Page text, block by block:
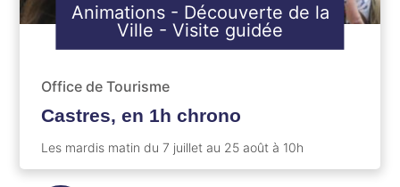
Animations - Découverte de la
Ville - Visite guidée
Office de Tourisme
Castres, en 1h chrono
Les mardis matin du 7 juillet au 25 août à 10h